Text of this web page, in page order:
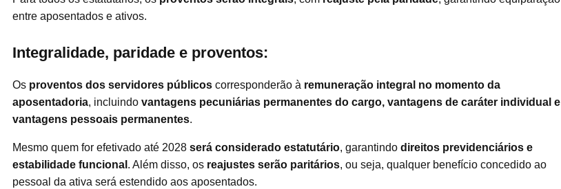
entre aposentados e ativos.
Integralidade, paridade e proventos:
Os proventos dos servidores públicos corresponderão à remuneração integral no momento da
aposentadoria, incluindo vantagens pecuniárias permanentes do cargo, vantagens de caráter individual e
vantagens pessoais permanentes.
Mesmo quem for efetivado até 2028 será considerado estatutário, garantindo direitos previdenciários e
estabilidade funcional . Além disso, os reajustes serão paritários, ou seja, qualquer benefício concedido ao
pessoal da ativa será estendido aos aposentados.